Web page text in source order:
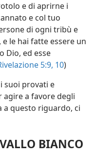
e di aprirne i
e col tuo
di ogni tribù e
le hai fatte essere un
Dio, ed esse
5:9, 10)
suoi provati e
a favore degli
a questo riguardo, ci
BIANCO